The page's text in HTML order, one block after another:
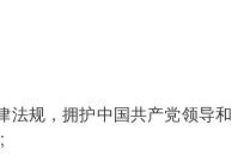
规，拥护中国共产党领导和